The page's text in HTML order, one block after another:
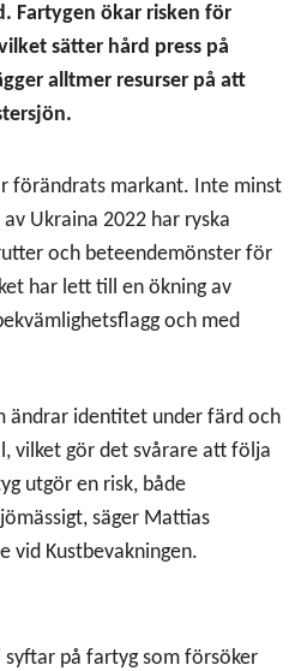
Fartygen ökar risken för
sätter hård press på
alltmer resurser på att
förändrats markant. Inte minst
Ukraina 2022 har ryska
och beteendemönster för
har lett till en ökning av
och med
ändrar identitet under färd och
vilket gör det svårare att följa
utgör en risk, både
säger Mattias
vid Kustbevakningen.
på fartyg som försöker